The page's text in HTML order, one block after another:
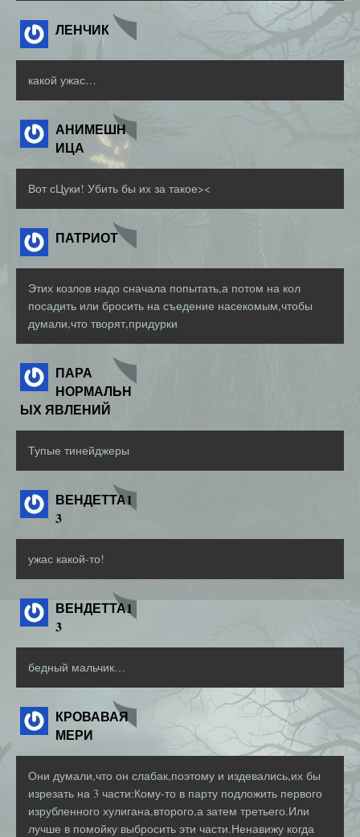
ЛЕНЧИК
какой ужас…
АНИМЕШН
ИЦА
Вот сЦуки! Убить бы их за такое><
ПАТРИОТ
Этих козлов надо сначала попытать,а потом на кол
посадить или бросить на съедение насекомым,чтобы
думали,что творят,придурки
ПАРА
НОРМАЛЬН
ЫХ ЯВЛЕНИЙ
Тупые тинейджеры
ВЕНДЕТТА1
3
ужас какой-то!
ВЕНДЕТТА1
3
бедный мальчик…
КРОВАВАЯ
МЕРИ
Они думали,что он слабак,поэтому и издевались,их бы
изрезать на 3 части:Кому-то в парту подложить первого
изрубленного хулигана,второго,а затем третьего.Или
лучше в помойку выбросить эти части.Ненавижу когда